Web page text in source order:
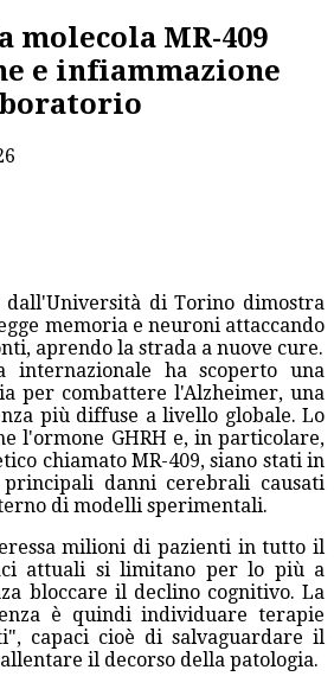
molecola MR-409
e infiammazione
dall'Università di Torino dimostra
memoria e neuroni attaccando
aprendo la strada a nuove cure.
ha scoperto una
per combattere l'Alzheimer, una
più diffuse a livello globale. Lo
l'ormone GHRH e, in particolare,
chiamato MR-409, siano stati in
danni cerebrali causati
di modelli sperimentali.
milioni di pazienti in tutto il
attuali si limitano per lo più a
bloccare il declino cognitivo. La
è quindi individuare terapie
capaci cioè di salvaguardare il
il decorso della patologia.